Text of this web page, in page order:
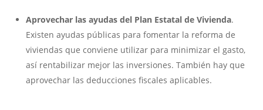
Aprovechar las ayudas del Plan Estatal de Vivienda.
Existen ayudas públicas para fomentar la reforma de
viviendas que conviene utilizar para minimizar el gasto,
así rentabilizar mejor las inversiones. También hay que
aprovechar las deducciones fiscales aplicables.